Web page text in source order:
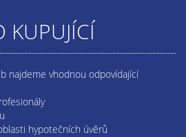
KUPUJÍCÍ
najdeme vhodnou odpovídající
hypotečních úvěrů